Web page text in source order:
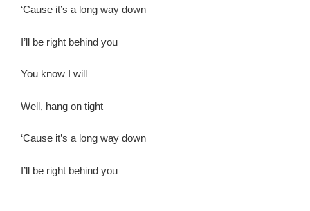
‘Cause it’s a long way down
I’ll be right behind you
You know I will
Well, hang on tight
‘Cause it’s a long way down
I’ll be right behind you